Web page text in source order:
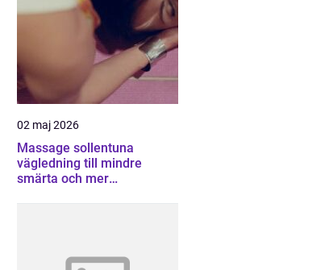
02 maj 2026
Massage sollentuna
vägledning till mindre
smärta och mer